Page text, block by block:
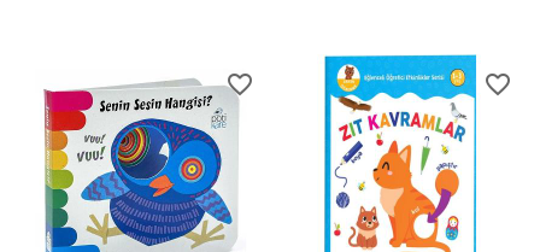
favorite_border favorite_border